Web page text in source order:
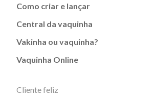
Como criar e lançar
Central da vaquinha
Vakinha ou vaquinha?
Vaquinha Online
Cliente feliz